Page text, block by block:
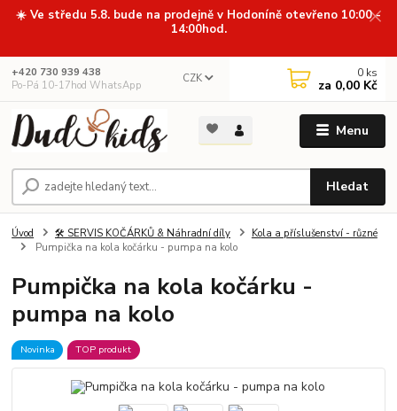
☀️ Ve středu 5.8. bude na prodejně v Hodoníně otevřeno 10:00 -
14:00hod.
Menu
CZK
Hledat
+420 730 939 438
Po-Pá 10-17hod WhatsApp
0 ks
za 0,00 Kč
Úvod 🛠️ SERVIS KOČÁRKŮ & Náhradní díly
Kola a příslušenství - různé
Pumpička na kola kočárku - pumpa na kolo
Pumpička na kola kočárku -
pumpa na kolo
Novinka TOP produkt